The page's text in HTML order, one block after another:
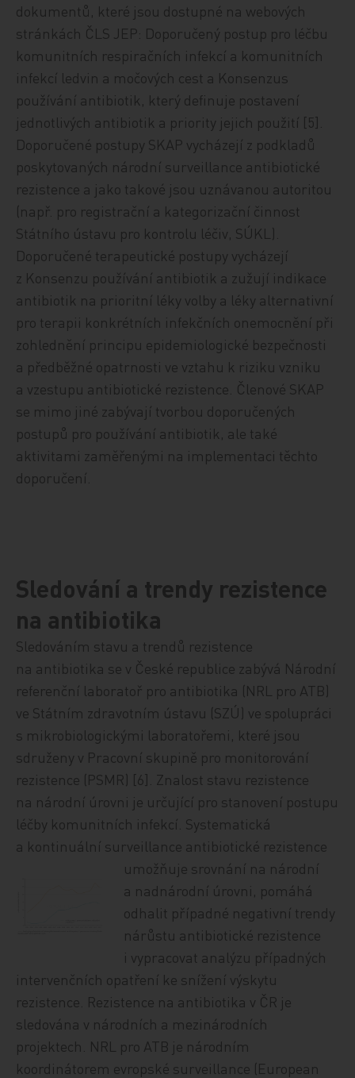
dokumentů, které jsou dostupné na webových
stránkách ČLS JEP: Doporučený postup pro léčbu
komunitních respiračních infekcí a komunitních
infekcí ledvin a močových cest a Konsenzus
používání antibiotik, který definuje postavení
jednotlivých antibiotik a priority jejich použití [5].
Doporučené postupy SKAP vycházejí z podkladů
poskytovaných národní surveillance antibiotické
rezistence a jako takové jsou uznávanou autoritou
(např. pro registrační a kategorizační činnost
Státního ústavu pro kontrolu léčiv, SÚKL).
Doporučené terapeutické postupy vycházejí
z Konsenzu používání antibiotik a zužují indikace
antibiotik na prioritní léky volby a léky alternativní
pro terapii konkrétních infekčních onemocnění při
zohlednění principu epidemiologické bezpečnosti
a předběžné opatrnosti ve vztahu k riziku vzniku
a vzestupu antibiotické rezistence. Členové SKAP
se mimo jiné zabývají tvorbou doporučených
postupů pro používání antibiotik, ale také
aktivitami zaměřenými na implementaci těchto
doporučení.
Sledování a trendy rezistence
na antibiotika
Sledováním stavu a trendů rezistence
na antibiotika se v České republice zabývá Národní
referenční laboratoř pro antibiotika (NRL pro ATB)
ve Státním zdravotním ústavu (SZÚ) ve spolupráci
s mikrobiologickými laboratořemi, které jsou
sdruženy v Pracovní skupině pro monitorování
rezistence (PSMR) [6]. Znalost stavu rezistence
na národní úrovni je určující pro stanovení postupu
léčby komunitních infekcí. Systematická
a kontinuální surveillance antibiotické rezistence
umožňuje srovnání na národní
a nadnárodní úrovni, pomáhá
odhalit případné negativní trendy
nárůstu antibiotické rezistence
i vypracovat analýzu případných
intervenčních opatření ke snížení výskytu
rezistence. Rezistence na antibiotika v ČR je
sledována v národních a mezinárodních
projektech. NRL pro ATB je národním
koordinátorem evropské surveillance (European